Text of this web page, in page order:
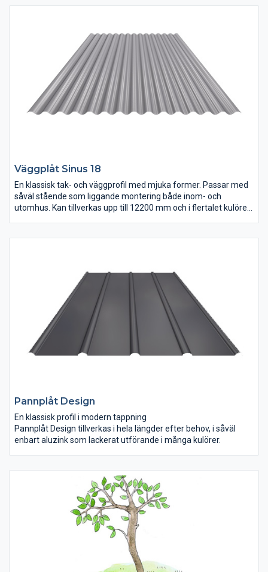
Väggplåt Sinus 18
En klassisk tak- och väggprofil med mjuka former. Passar med
såväl stående som liggande montering både inom- och
utomhus. Kan tillverkas upp till 12200 mm och i flertalet kulörer
Pannplåt Design
En klassisk profil i modern tappning
Pannplåt Design tillverkas i hela längder efter behov, i såväl
enbart aluzink som lackerat utförande i många kulörer.